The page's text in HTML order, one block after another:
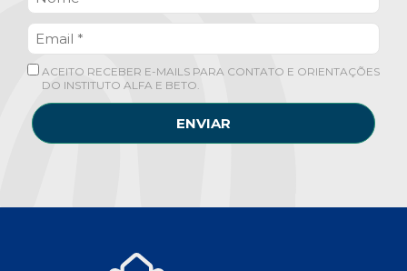
ACEITO RECEBER E-MAILS PARA CONTATO E ORIENTAÇÕES
DO INSTITUTO ALFA E BETO.
ENVIAR